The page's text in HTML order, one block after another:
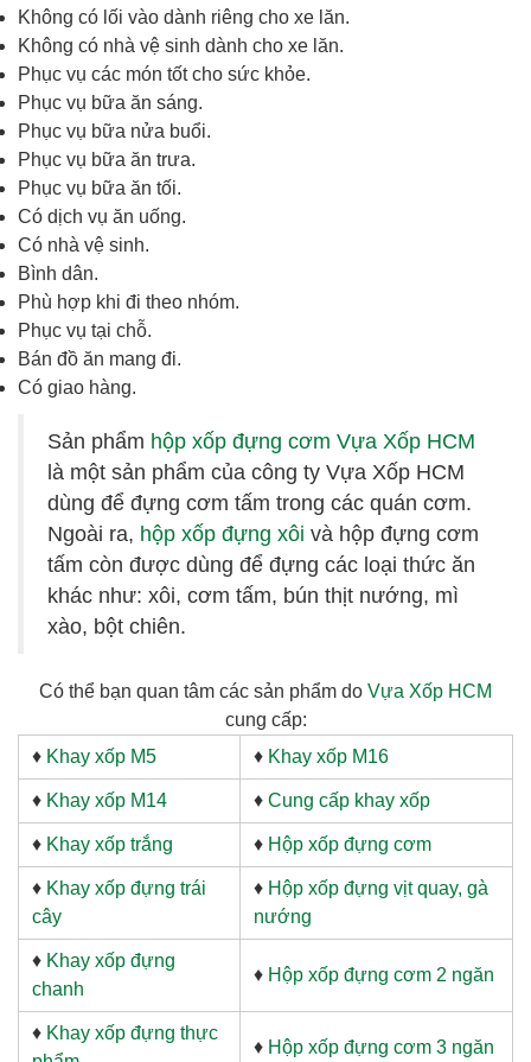
Không có lối vào dành riêng cho xe lăn.
Không có nhà vệ sinh dành cho xe lăn.
Phục vụ các món tốt cho sức khỏe.
Phục vụ bữa ăn sáng.
Phục vụ bữa nửa buổi.
Phục vụ bữa ăn trưa.
Phục vụ bữa ăn tối.
Có dịch vụ ăn uống.
Có nhà vệ sinh.
Bình dân.
Phù hợp khi đi theo nhóm.
Phục vụ tại chỗ.
Bán đồ ăn mang đi.
Có giao hàng.
Sản phẩm hộp xốp đựng cơm Vựa Xốp HCM
là một sản phẩm của công ty Vựa Xốp HCM
dùng để đựng cơm tấm trong các quán cơm.
Ngoài ra, hộp xốp đựng xôi và hộp đựng cơm
tấm còn được dùng để đựng các loại thức ăn
khác như: xôi, cơm tấm, bún thịt nướng, mì
xào, bột chiên.
Có thể bạn quan tâm các sản phẩm do Vựa Xốp HCM
cung cấp:
♦ Khay xốp M5 ♦ Khay xốp M16
♦ Khay xốp M14 ♦ Cung cấp khay xốp
♦ Khay xốp trắng ♦ Hộp xốp đựng cơm
♦ Khay xốp đựng trái
cây
♦ Hộp xốp đựng vịt quay, gà
nướng
♦ Khay xốp đựng
chanh
♦ Hộp xốp đựng cơm 2 ngăn
♦ Khay xốp đựng thực
♦ Hộp xốp đựng cơm 3 ngăn